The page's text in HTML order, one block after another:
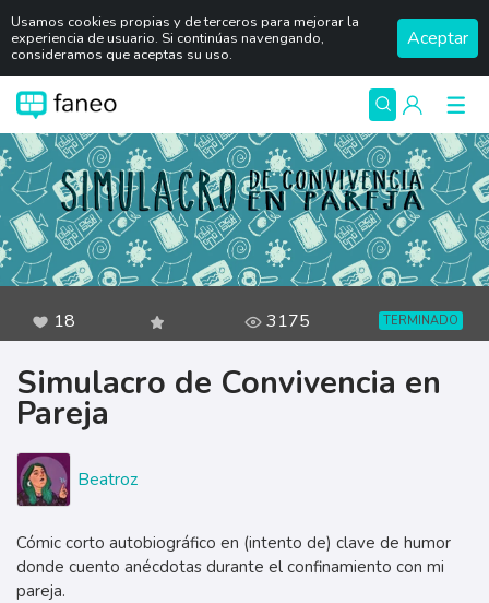
Usamos cookies propias y de terceros para mejorar la
experiencia de usuario. Si continúas navengando,
consideramos que aceptas su uso.
Aceptar
18 3175 TERMINADO
Simulacro de Convivencia en
Pareja
Beatroz
Cómic corto autobiográfico en (intento de) clave de humor
donde cuento anécdotas durante el confinamiento con mi
pareja.